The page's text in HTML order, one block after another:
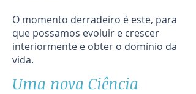
O momento derradeiro é este, para
que possamos evoluir e crescer
interiormente e obter o domínio da
vida.
Uma nova Ciência